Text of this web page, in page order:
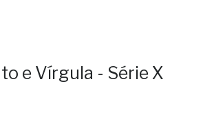
e Vírgula - Série X